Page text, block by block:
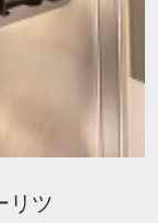
リツ